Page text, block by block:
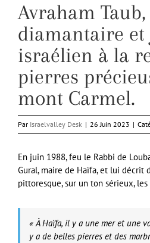
Avraham Taub,
diamantaire
israélien à la
pierres
mont Carmel.
Par Israelvalley Desk | 26 Juin 2023 |
En juin 1988, feu le Rabbi de
Gural, maire de Haïfa, et lui décrit
pittoresque, sur un ton sérieux,
« À Haïfa, il y a une mer et une
y a de belles pierres et des